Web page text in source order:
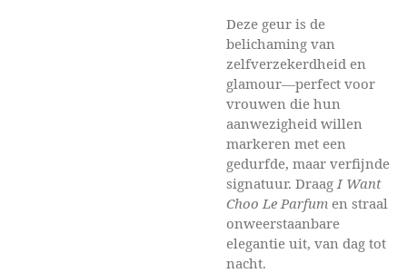
Deze geur is de
belichaming van
zelfverzekerdheid en
glamour—perfect voor
vrouwen die hun
aanwezigheid willen
markeren met een
gedurfde, maar verfijnde
signatuur. Draag I Want
Choo Le Parfum en straal
onweerstaanbare
elegantie uit, van dag tot
nacht.